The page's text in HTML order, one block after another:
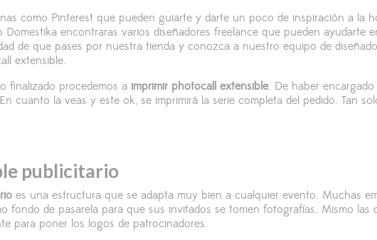
como Pinterest que pueden guiarte y darte un poco de inspiración a la
encontraras varios diseñadores freelance que pueden ayudarte
de que pases por nuestra tienda y conozca a nuestro equipo de
extensible.
finalizado procedemos a imprimir photocall extensible. De haber
cuanto la veas y este ok, se imprimirá la serie completa del pedido. Tan
publicitario
es una estructura que se adapta muy bien a cualquier evento. Muchas
fondo de pasarela para que sus invitados se tomen fotografías. Mismo
para poner los logos de patrocinadores.